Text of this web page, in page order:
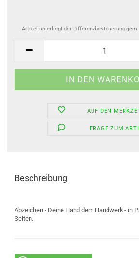
Artikel unterliegt der Differenzbesteuerung gem.
AUF DEN
FRAGE ZUM
Beschreibung
Abzeichen - Deine Hand dem Handwerk - in
Selten.